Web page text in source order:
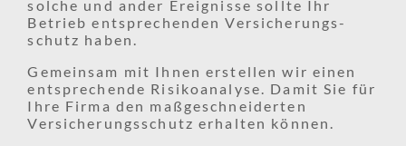
solche und ander Ereignisse sollte Ihr
Betrieb entsprechenden Versicherungs­
schutz haben.
Gemeinsam mit Ihnen erstellen wir einen
entsprechende Risikoanalyse. Damit Sie für
Ihre Firma den maßgeschneiderten
Versicherungs­schutz erhalten können.